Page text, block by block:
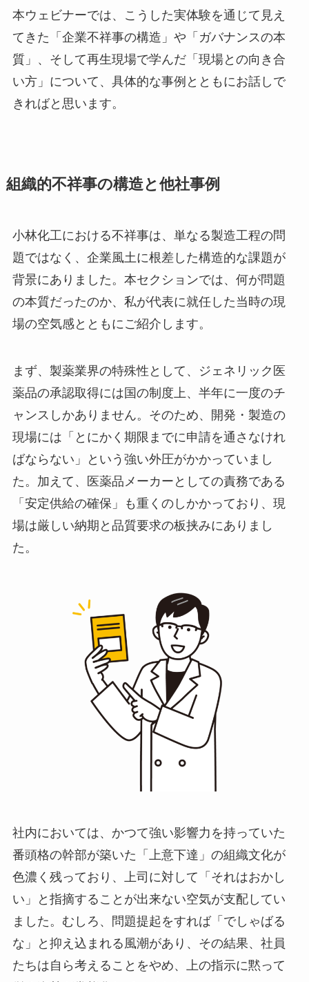
本ウェビナーでは、こうした実体験を通じて見え
てきた「企業不祥事の構造」や「ガバナンスの本
質」、そして再生現場で学んだ「現場との向き合
い方」について、具体的な事例とともにお話しで
きればと思います。
組織的不祥事の構造と他社事例
小林化工における不祥事は、単なる製造工程の問
題ではなく、企業風土に根差した構造的な課題が
背景にありました。本セクションでは、何が問題
の本質だったのか、私が代表に就任した当時の現
場の空気感とともにご紹介します。
まず、製薬業界の特殊性として、ジェネリック医
薬品の承認取得には国の制度上、半年に一度のチ
ャンスしかありません。そのため、開発・製造の
現場には「とにかく期限までに申請を通さなけれ
ばならない」という強い外圧がかかっていまし
た。加えて、医薬品メーカーとしての責務である
「安定供給の確保」も重くのしかかっており、現
場は厳しい納期と品質要求の板挟みにありまし
た。
社内においては、かつて強い影響力を持っていた
番頭格の幹部が築いた「上意下達」の組織文化が
色濃く残っており、上司に対して「それはおかし
い」と指摘することが出来ない空気が支配してい
ました。むしろ、問題提起をすれば「でしゃばる
な」と抑え込まれる風潮があり、その結果、社員
たちは自ら考えることをやめ、上の指示に黙って